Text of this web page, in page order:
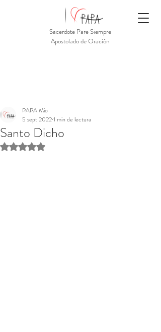
Sacerdote Pare Siempre
Apostolado de Oración
Santo Dicho
PAPA Mio
5 sept 20221 min de lectura
Obtuvo NaN de 5 estrellas.